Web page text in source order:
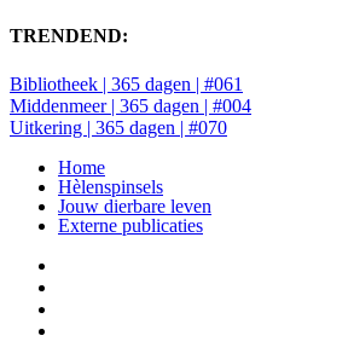
TRENDEND:
Bibliotheek | 365 dagen | #061
Middenmeer | 365 dagen | #004
Uitkering | 365 dagen | #070
Home
Hèlenspinsels
Jouw dierbare leven
Externe publicaties